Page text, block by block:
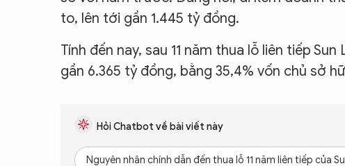
to, lên tới gần 1.445 tỷ đồng.
Tính đến nay, sau 11 năm thua lỗ liên tiếp
gần 6.365 tỷ đồng, bằng 35,4% vốn chủ sở
Hỏi Chatbot về bài viết này
Nguyên nhân chính dẫn đến thua lỗ 11 năm liên tiếp của